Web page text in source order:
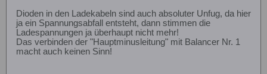
Dioden in den Ladekabeln sind auch absoluter Unfug, da hier
ja ein Spannungsabfall entsteht, dann stimmen die
Ladespannungen ja überhaupt nicht mehr!
Das verbinden der "Hauptminusleitung" mit Balancer Nr. 1
macht auch keinen Sinn!